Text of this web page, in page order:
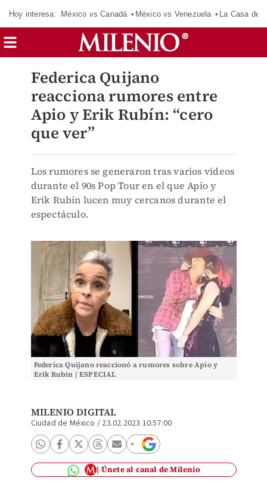
Hoy interesa: México vs Canadá México vs Venezuela La Casa de
Federica Quijano
reacciona rumores entre
Apio y Erik Rubín: “cero
que ver”
Los rumores se generaron tras varios videos
durante el 90s Pop Tour en el que Apio y
Erik Rubín lucen muy cercanos durante el
espectáculo.
Federica Quijano reaccionó a rumores sobre Apio y
Erik Rubin | ESPECIAL
MILENIO DIGITAL
Ciudad de México / 23.02.2023 10:57:00
Únete al canal de Milenio